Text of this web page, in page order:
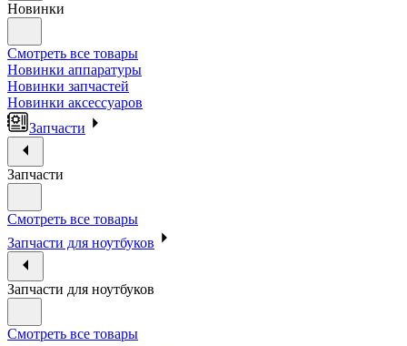
Новинки
Смотреть все товары
Новинки аппаратуры
Новинки запчастей
Новинки аксессуаров
Запчасти
Запчасти
Смотреть все товары
Запчасти для ноутбуков
Запчасти для ноутбуков
Смотреть все товары